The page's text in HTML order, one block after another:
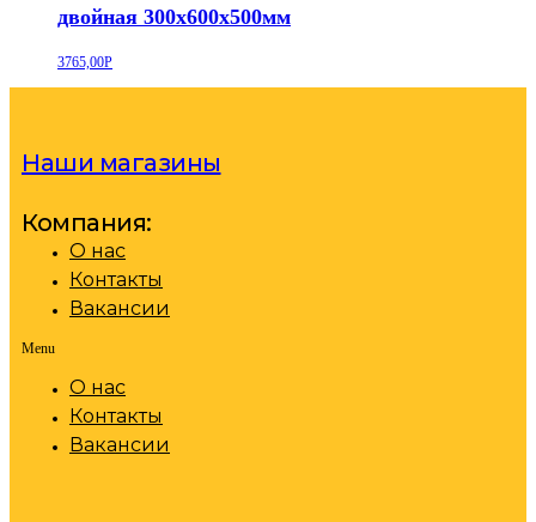
двойная 300х600х500мм
3765,00Р
Наши магазины
Компания:
О нас
Контакты
Вакансии
Menu
О нас
Контакты
Вакансии